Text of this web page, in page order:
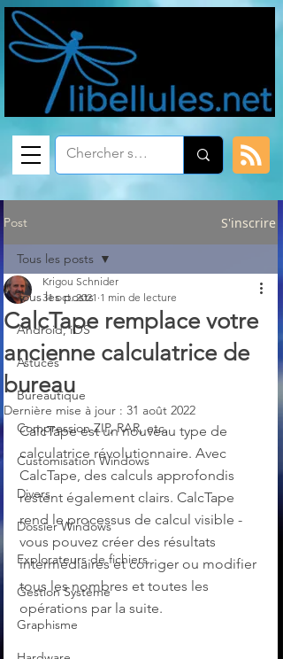
Post S'inscrire
Tous les posts
Android, iOS
Astuces
Bureautique
Compression ZIP, RAR, etc.
Customisation Windows
Divers
Dossier Windows
Explorateurs de fichiers
Gestion Système
Graphisme
Tous les posts
CalcTape remplace votre
ancienne calculatrice de
bureau
Krigou Schnider
31 oct. 2021 1 min de lecture
Dernière mise à jour : 31 août 2022
CalcTape est un nouveau type de
calculatrice révolutionnaire. Avec
CalcTape, des calculs approfondis
restent également clairs. CalcTape
rend le processus de calcul visible -
vous pouvez créer des résultats
intermédiaires et corriger ou modifier
tous les nombres et toutes les
opérations par la suite.